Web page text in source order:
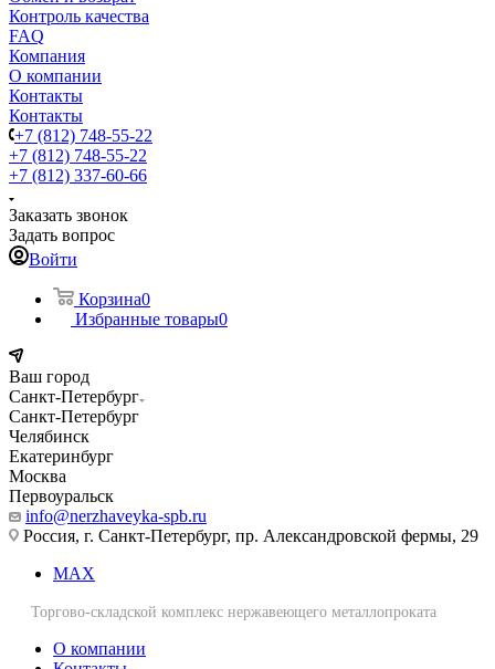
Контроль качества
FAQ
Компания
О компании
Контакты
Контакты
+7 (812) 748-55-22
+7 (812) 748-55-22
+7 (812) 337-60-66
Заказать звонок
Задать вопрос
Войти
Корзина0
Избранные товары0
Ваш город
Санкт-Петербург
Санкт-Петербург
Челябинск
Екатеринбург
Москва
Первоуральск
info@nerzhaveyka-spb.ru
Россия, г. Санкт-Петербург, пр. Александровской фермы, 29
MAX
Торгово-складской комплекс нержавеющего металлопроката
О компании